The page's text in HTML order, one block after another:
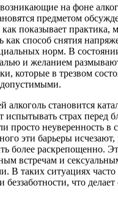
на фоне
предметом
показывает практика,
как способ снятия
норм. В
и желанием
которые в трезвом
алкоголь становится
испытывать страх перед
просто неуверенность в
эти барьеры
более раскрепощенно.
встречам и
В таких ситуациях часто
что